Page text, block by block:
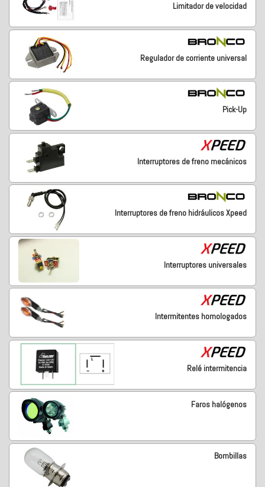
Limitador de velocidad
Regulador de corriente universal
Pick-Up
Interruptores de freno mecánicos
Interruptores de freno hidráulicos Xpeed
Interruptores universales
Intermitentes homologados
Relé intermitencia
Faros halógenos
Bombillas